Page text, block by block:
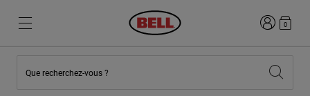
Connexion
0
Que recherchez-vous ?